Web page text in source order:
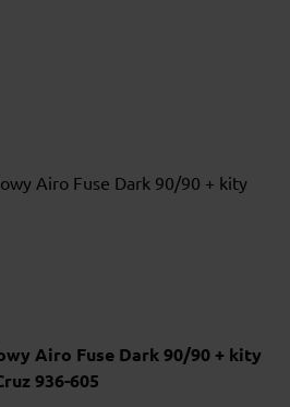
Airo Fuse Dark 90/90 + kity
936-605